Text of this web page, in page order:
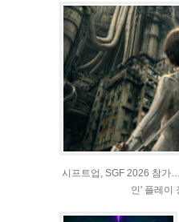
시프트업, SGF 2026 참가
인' 플레이